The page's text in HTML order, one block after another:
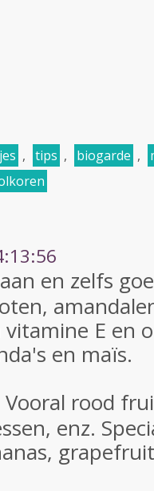
, tips , biogarde ,
en zelfs
E en
en maïs.
rood
enz.